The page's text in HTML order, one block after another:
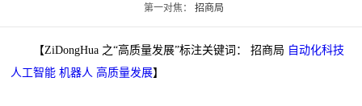
第一对焦： 招商局
【ZiDongHua 之“高质量发展”标注关键词： 招商局 自动化科技
人工智能 机器人 高质量发展】